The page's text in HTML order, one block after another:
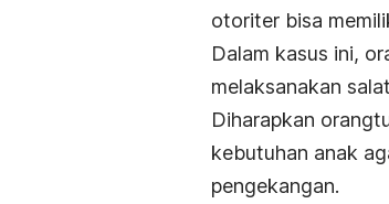
otoriter bisa
Dalam kasus ini,
melaksanakan
Diharapkan
kebutuhan anak
pengekangan.